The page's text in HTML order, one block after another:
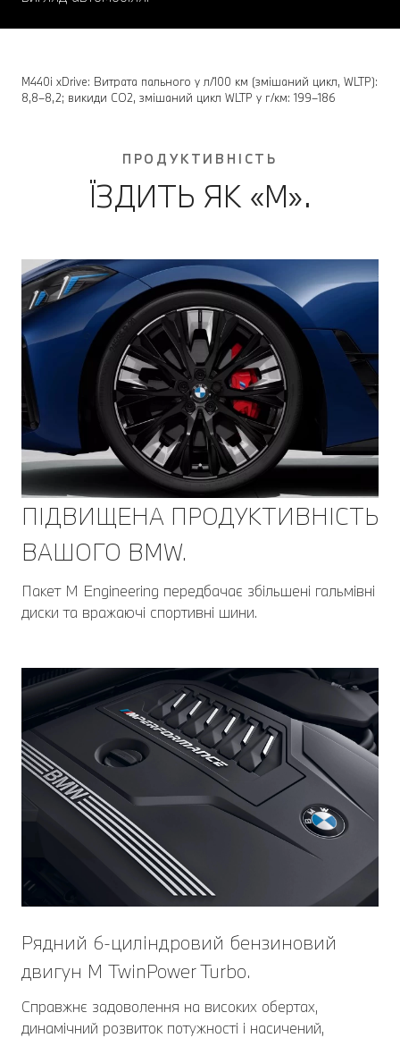
M440i xDrive: Витрата пального у л/100 км (змішаний цикл, WLTP):
8,8–8,2; викиди CO2, змішаний цикл WLTP у г/км: 199–186
ПРОДУКТИВНІСТЬ
ЇЗДИТЬ ЯК «М».
ПІДВИЩЕНА ПРОДУКТИВНІСТЬ
ВАШОГО BMW.
Пакет M Engineering передбачає збільшені гальмівні
диски та вражаючі спортивні шини.
Рядний 6-циліндровий бензиновий
двигун М TwinPower Turbo.
Справжнє задоволення на високих обертах,
динамічний розвиток потужності і насичений,